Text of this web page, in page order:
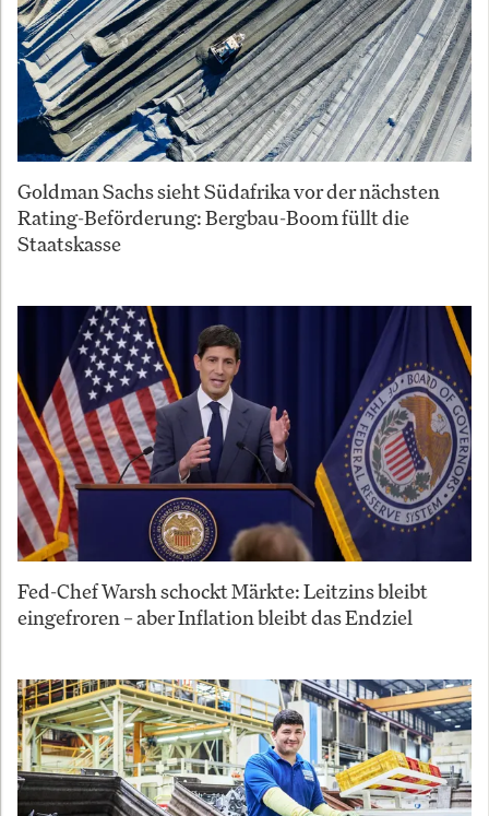
Goldman Sachs sieht Südafrika vor der nächsten
Rating-Beförderung: Bergbau-Boom füllt die
Staatskasse
Fed-Chef Warsh schockt Märkte: Leitzins bleibt
eingefroren – aber Inflation bleibt das Endziel